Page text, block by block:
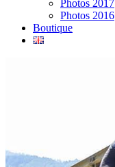
Photos 2017
Photos 2016
Boutique